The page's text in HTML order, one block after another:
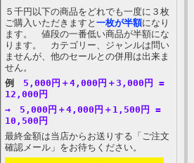
５千円以下の商品をどれでも一度に３枚
ご購入いただきますと 一枚が半額になり
ます。 値段の一番低い商品が半額にな
ります。 カテゴリー、ジャンルは問い
ませんが、他のセールとの併用は出来ま
せん。
例
5,000円＋4,000円＋3,000円 =
12,000円
→ 5,000円＋4,000円＋1,500円 =
10,500円
最終金額は当店からお送りする「ご注文
確認メール」をお待ちください。